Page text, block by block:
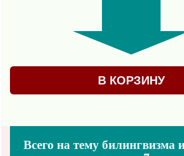
В КОРЗИНУ
Всего на тему билингвизма